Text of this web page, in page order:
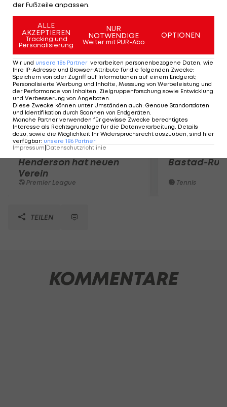
Mehr zum Thema
Premier-League-
Rückkehr! Jordan
Henderson hat neuen
Verein
Premier League
Sebastian
Bastad-
Tennis
TEILEN
KOMMENTARE
der Fußzeile anpassen.
ALLE
AKZEPTIEREN
Tracking und
Personalisierung
NUR
NOTWENDIGE
Weiter mit PUR-Abo
OPTIONEN
Wir und unsere 186 Partner verarbeiten personenbezogene Daten, wie
Ihre IP-Adresse und Browser-Attribute für die folgenden Zwecke:
Speichern von oder Zugriff auf Informationen auf einem Endgerät;
Personalisierte Werbung und Inhalte, Messung von Werbeleistung und
der Performance von Inhalten, Zielgruppenforschung sowie Entwicklung
und Verbesserung von Angeboten.
Diese Zwecke können unter Umständen auch: Genaue Standortdaten
und Identifikation durch Scannen von Endgeräten.
Manche Partner verwenden für gewisse Zwecke berechtigtes
Interesse als Rechtsgrundlage für die Datenverarbeitung. Details
dazu, sowie die Möglichkeit Ihr Widerspruchsrecht auszuüben, sind hier
verfügbar: unsere 186 Partner
Impressum Datenschutzrichtlinie